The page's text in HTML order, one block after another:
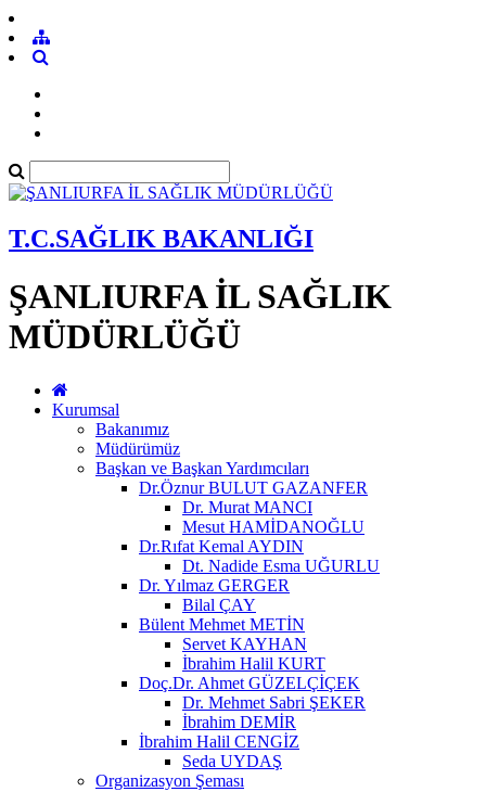
T.C.SAĞLIK BAKANLIĞI
ŞANLIURFA İL SAĞLIK
MÜDÜRLÜĞÜ
Kurumsal
Bakanımız
Müdürümüz
Başkan ve Başkan Yardımcıları
Dr.Öznur BULUT GAZANFER
Dr. Murat MANCI
Mesut HAMİDANOĞLU
Dr.Rıfat Kemal AYDIN
Dt. Nadide Esma UĞURLU
Dr. Yılmaz GERGER
Bilal ÇAY
Bülent Mehmet METİN
Servet KAYHAN
İbrahim Halil KURT
Doç.Dr. Ahmet GÜZELÇİÇEK
Dr. Mehmet Sabri ŞEKER
İbrahim DEMİR
İbrahim Halil CENGİZ
Seda UYDAŞ
Organizasyon Şeması